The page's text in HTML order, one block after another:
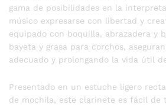
gama de posibilidades en la
músico expresarse con libertad y
equipado con boquilla, abrazadera y
bayeta y grasa para corchos,
adecuado y prolongando la vida útil
Presentado en un estuche ligero
de mochila, este clarinete es fácil de